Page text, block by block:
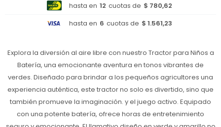
hasta en 12 cuotas de $ 780,62
hasta en 6 cuotas de $ 1.561,23
Explora la diversión al aire libre con nuestro Tractor para Niños a
Batería, una emocionante aventura en tonos vibrantes de
verdes. Diseñado para brindar a los pequeños agricultores una
experiencia auténtica, este tractor no solo es divertido, sino que
también promueve la imaginación. y el juego activo. Equipado
con una potente batería, ofrece horas de entretenimiento